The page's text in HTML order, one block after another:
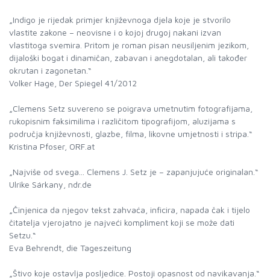
„Indigo je rijedak primjer književnoga djela koje je stvorilo
vlastite zakone – neovisne i o kojoj drugoj nakani izvan
vlastitoga svemira. Pritom je roman pisan neusiljenim jezikom,
dijaloški bogat i dinamičan, zabavan i anegdotalan, ali također
okrutan i zagonetan.“
Volker Hage, Der Spiegel 41/2012
„Clemens Setz suvereno se poigrava umetnutim fotografijama,
rukopisnim faksimilima i različitom tipografijom, aluzijama s
područja književnosti, glazbe, filma, likovne umjetnosti i stripa.“
Kristina Pfoser, ORF.at
„Najviše od svega... Clemens J. Setz je – zapanjujuće originalan.“
Ulrike Sárkany, ndr.de
„Činjenica da njegov tekst zahvaća, inficira, napada čak i tijelo
čitatelja vjerojatno je najveći kompliment koji se može dati
Setzu.“
Eva Behrendt, die Tageszeitung
„Štivo koje ostavlja posljedice. Postoji opasnost od navikavanja.“